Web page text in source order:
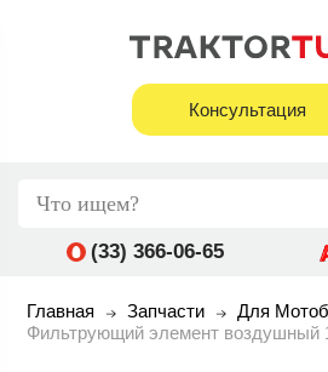
Консультация
(33) 366-06-65
Главная Запчасти
Для
Фильтрующий элемент воздушный